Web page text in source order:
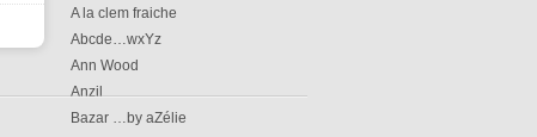
A la clem fraiche
Abcde…wxYz
Ann Wood
Anzil
Bazar …by aZélie